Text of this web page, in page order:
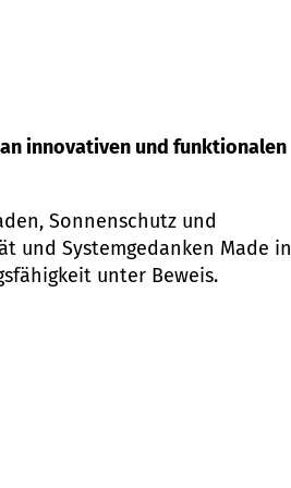
innovativen und funktionalen
Sonnenschutz und
und Systemgedanken Made in
unter Beweis.